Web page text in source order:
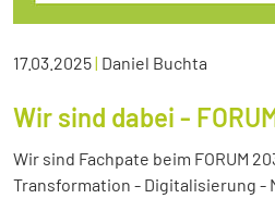
17.03.2025| Daniel Buchta
Wir sind dabei -
Wir sind Fachpate beim FORUM
Transformation - Digitalisierung -